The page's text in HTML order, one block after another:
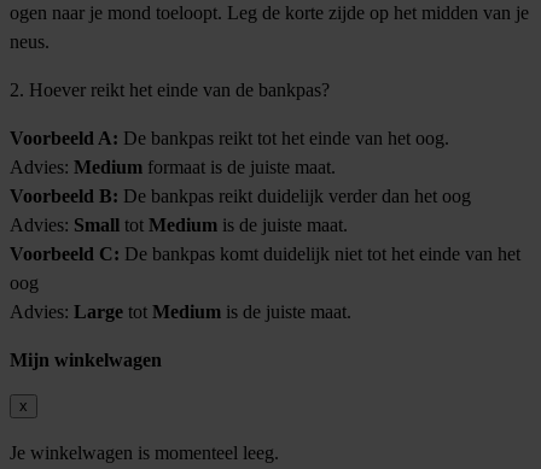
ogen naar je mond toeloopt. Leg de korte zijde op het midden van je
neus.
2. Hoever reikt het einde van de bankpas?
Voorbeeld A: De bankpas reikt tot het einde van het oog.
Advies: Medium formaat is de juiste maat.
Voorbeeld B: De bankpas reikt duidelijk verder dan het oog
Advies: Small tot Medium is de juiste maat.
Voorbeeld C: De bankpas komt duidelijk niet tot het einde van het
oog
Advies: Large tot Medium is de juiste maat.
Mijn winkelwagen
x
Je winkelwagen is momenteel leeg.